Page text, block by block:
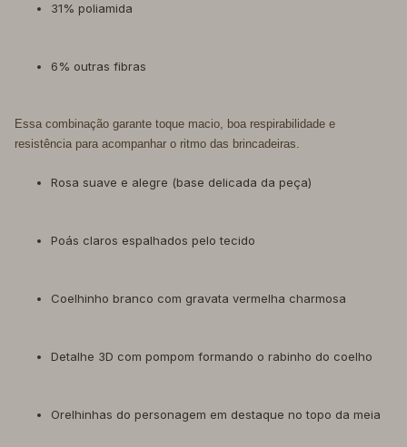
31% poliamida
6% outras fibras
Essa combinação garante toque macio, boa respirabilidade e
resistência para acompanhar o ritmo das brincadeiras.
Rosa suave e alegre (base delicada da peça)
Poás claros espalhados pelo tecido
Coelhinho branco com gravata vermelha charmosa
Detalhe 3D com pompom formando o rabinho do coelho
Orelhinhas do personagem em destaque no topo da meia